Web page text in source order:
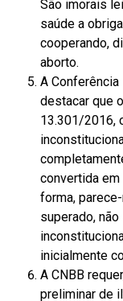
São imorais
saúde a
cooperando,
aborto.
A
destacar que
13.301/2016,
convertida
forma,
superado,
inicialmente
A CNBB
preliminar de